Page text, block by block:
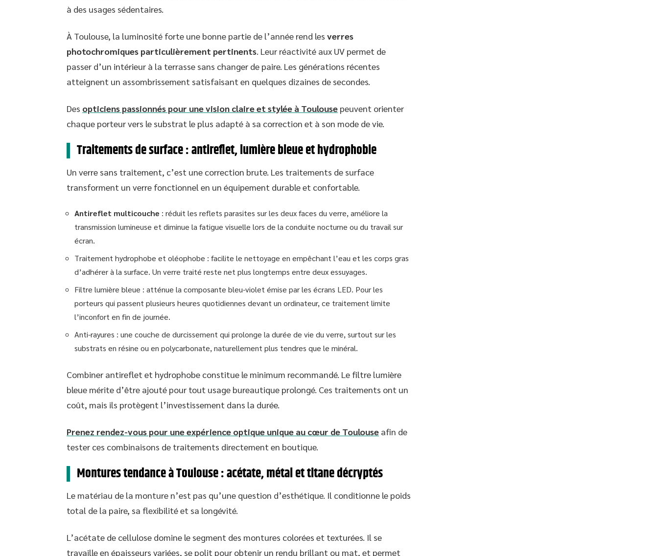
à des usages sédentaires.
À Toulouse, la luminosité forte une bonne partie de l’année rend les verres
photochromiques particulièrement pertinents. Leur réactivité aux UV permet de
passer d’un intérieur à la terrasse sans changer de paire. Les générations récentes
atteignent un assombrissement satisfaisant en quelques dizaines de secondes.
Des opticiens passionnés pour une vision claire et stylée à Toulouse peuvent orienter
chaque porteur vers le substrat le plus adapté à sa correction et à son mode de vie.
Traitements de surface : antireflet, lumière bleue et hydrophobie
Un verre sans traitement, c’est une correction brute. Les traitements de surface
transforment un verre fonctionnel en un équipement durable et confortable.
Antireflet multicouche : réduit les reflets parasites sur les deux faces du verre, améliore la
transmission lumineuse et diminue la fatigue visuelle lors de la conduite nocturne ou du travail sur
écran.
Traitement hydrophobe et oléophobe : facilite le nettoyage en empêchant l’eau et les corps gras
d’adhérer à la surface. Un verre traité reste net plus longtemps entre deux essuyages.
Filtre lumière bleue : atténue la composante bleu-violet émise par les écrans LED. Pour les
porteurs qui passent plusieurs heures quotidiennes devant un ordinateur, ce traitement limite
l’inconfort en fin de journée.
Anti-rayures : une couche de durcissement qui prolonge la durée de vie du verre, surtout sur les
substrats en résine ou en polycarbonate, naturellement plus tendres que le minéral.
Combiner antireflet et hydrophobe constitue le minimum recommandé. Le filtre lumière
bleue mérite d’être ajouté pour tout usage bureautique prolongé. Ces traitements ont un
coût, mais ils protègent l’investissement dans la durée.
Prenez rendez-vous pour une expérience optique unique au cœur de Toulouse afin de
tester ces combinaisons de traitements directement en boutique.
Montures tendance à Toulouse : acétate, métal et titane décryptés
Le matériau de la monture n’est pas qu’une question d’esthétique. Il conditionne le poids
total de la paire, sa flexibilité et sa longévité.
L’acétate de cellulose domine le segment des montures colorées et texturées. Il se
travaille en épaisseurs variées, se polit pour obtenir un rendu brillant ou mat, et permet